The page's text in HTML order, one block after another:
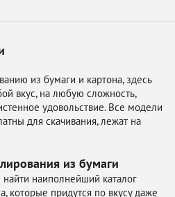
из бумаги и картона, здесь
вкус, на любую сложность,
удовольствие. Все модели
для скачивания, лежат на
из бумаги
наиполнейший каталог
которые придутся по вкусу даже